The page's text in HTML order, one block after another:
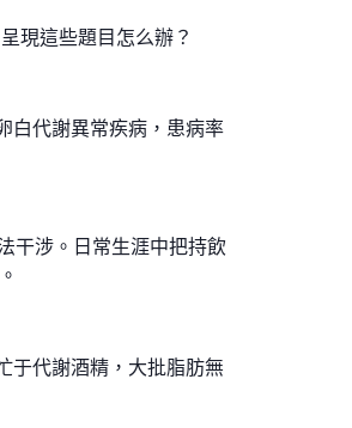
現這些題目怎么辦？
白代謝異常疾病，患病率
干涉。日常生涯中把持飲
于代謝酒精，大批脂肪無